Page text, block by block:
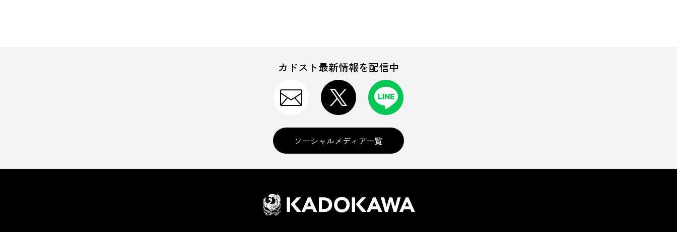
カドスト最新情報を配信中
ソーシャルメディア一覧